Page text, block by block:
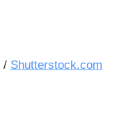
/ Shutterstock.com